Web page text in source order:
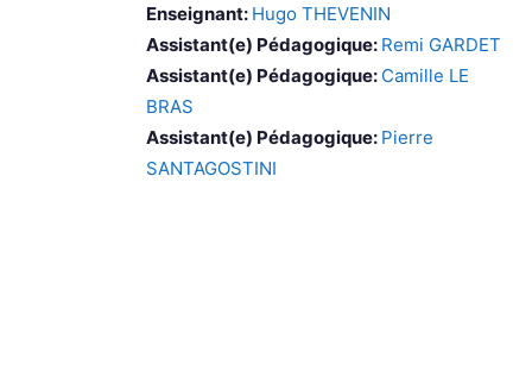
Enseignant: Hugo THEVENIN
Assistant(e) Pédagogique: Remi GARDET
Assistant(e) Pédagogique: Camille LE
BRAS
Assistant(e) Pédagogique: Pierre
SANTAGOSTINI